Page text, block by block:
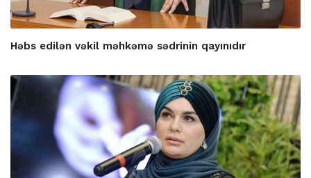
Həbs edilən vəkil məhkəmə sədrinin qayınıdır